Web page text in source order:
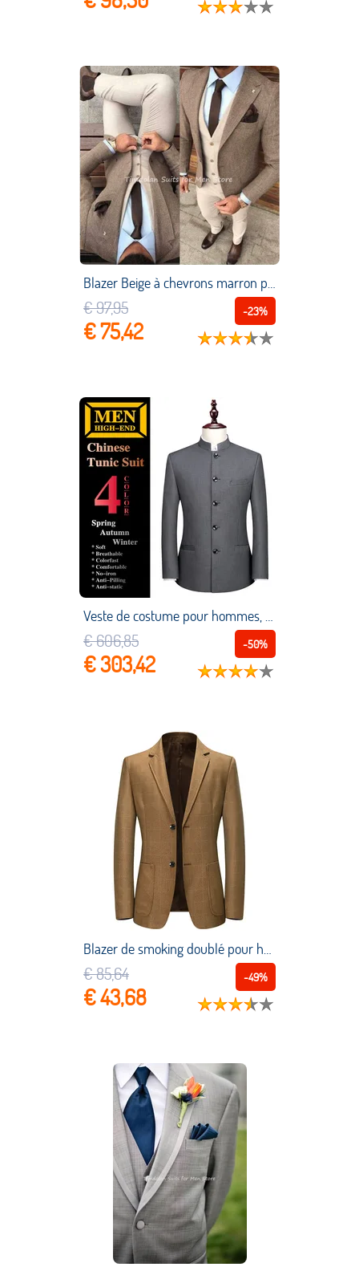
Blazer Beige à chevrons marron pour homme, veste et pantalon sur mesure, 3 pièces
-23%
€ 97,95
€ 75,42
Veste de costume pour hommes, costume chinois Zhongshan, style Kung fu, style leader, printemps, été, hiver, Business, Noble, doux
-50%
€ 606,85
€ 303,42
Blazer de smoking doublé pour homme, Slim Fit, couleur unie, haute qualité, treillis, nouvelle collection 2022
-49%
€ 85,64
€ 43,68